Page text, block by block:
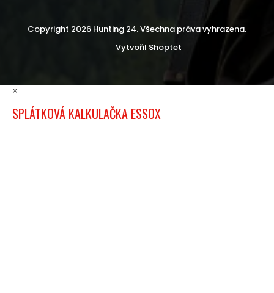
Vytvořil Shoptet
Copyright 2026 Hunting 24. Všechna práva vyhrazena.
×
SPLÁTKOVÁ KALKULAČKA ESSOX